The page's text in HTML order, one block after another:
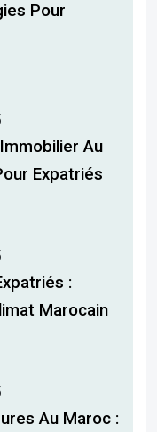
Pour
Au
Expatriés
:
Marocain
Au Maroc :